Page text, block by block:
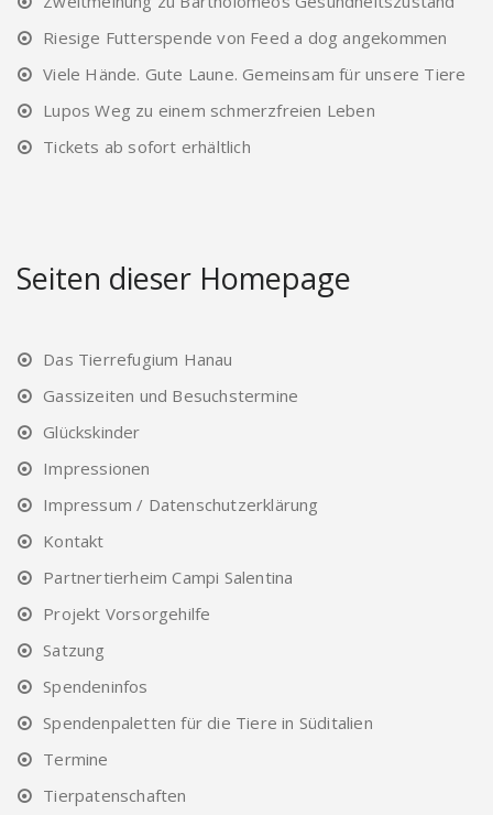
Riesige Futterspende von Feed a dog angekommen
Viele Hände. Gute Laune. Gemeinsam für unsere Tiere
Lupos Weg zu einem schmerzfreien Leben
Tickets ab sofort erhältlich
Seiten dieser Homepage
Das Tierrefugium Hanau
Gassizeiten und Besuchstermine
Glückskinder
Impressionen
Impressum / Datenschutzerklärung
Kontakt
Partnertierheim Campi Salentina
Projekt Vorsorgehilfe
Satzung
Spendeninfos
Spendenpaletten für die Tiere in Süditalien
Termine
Tierpatenschaften